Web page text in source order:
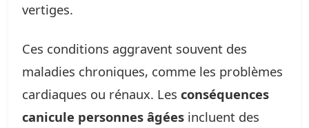
vertiges.
Ces conditions aggravent souvent des
maladies chroniques, comme les problèmes
cardiaques ou rénaux. Les conséquences
canicule personnes âgées incluent des